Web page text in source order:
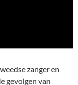
zanger en
gevolgen van